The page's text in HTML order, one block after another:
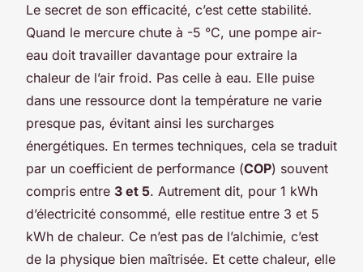
Le secret de son efficacité, c’est cette stabilité.
Quand le mercure chute à -5 °C, une pompe air-
eau doit travailler davantage pour extraire la
chaleur de l’air froid. Pas celle à eau. Elle puise
dans une ressource dont la température ne varie
presque pas, évitant ainsi les surcharges
énergétiques. En termes techniques, cela se traduit
par un coefficient de performance (COP) souvent
compris entre 3 et 5. Autrement dit, pour 1 kWh
d’électricité consommé, elle restitue entre 3 et 5
kWh de chaleur. Ce n’est pas de l’alchimie, c’est
de la physique bien maîtrisée. Et cette chaleur, elle